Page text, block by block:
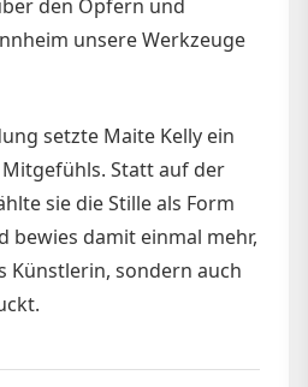
den Opfern und
unsere Werkzeuge
setzte Maite Kelly ein
Statt auf der
sie die Stille als Form
bewies damit einmal mehr,
Künstlerin, sondern auch